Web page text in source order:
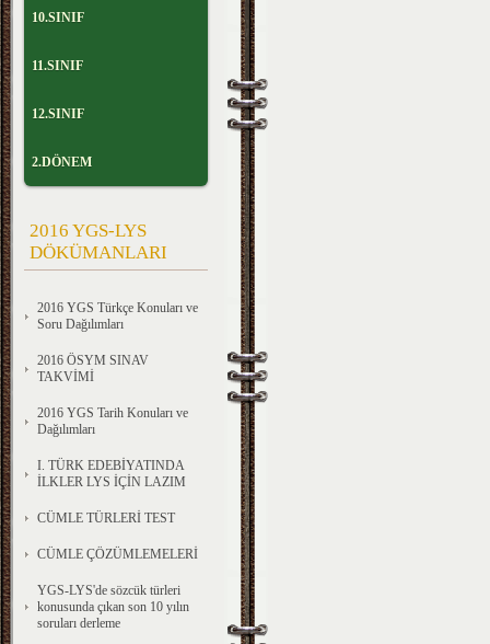
10.SINIF
11.SINIF
12.SINIF
2.DÖNEM
2016 YGS-LYS
DÖKÜMANLARI
2016 YGS Türkçe Konuları ve
Soru Dağılımları
2016 ÖSYM SINAV
TAKVİMİ
2016 YGS Tarih Konuları ve
Dağılımları
I. TÜRK EDEBİYATINDA
İLKLER LYS İÇİN LAZIM
CÜMLE TÜRLERİ TEST
CÜMLE ÇÖZÜMLEMELERİ
YGS-LYS'de sözcük türleri
konusunda çıkan son 10 yılın
soruları derleme